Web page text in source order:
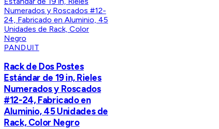
PANDUIT
Rack de Dos Postes
Estándar de 19 in, Rieles
Numerados y Roscados
#12-24, Fabricado en
Aluminio, 45 Unidades de
Rack, Color Negro